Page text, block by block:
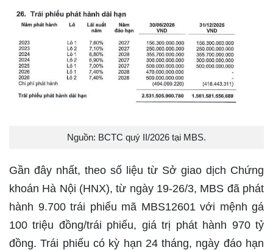
Nguồn: BCTC quý II/2026 tại MBS.
Gần đây nhất, theo số liệu từ Sở giao dịch Chứng
khoán Hà Nội (HNX), từ ngày 19-26/3, MBS đã phát
hành 9.700 trái phiếu mã MBS12601 với mệnh gá
100 triệu đồng/trái phiếu, giá trị phát hành 970 tỷ
đồng. Trái phiếu có kỳ hạn 24 tháng, ngày đáo hạn